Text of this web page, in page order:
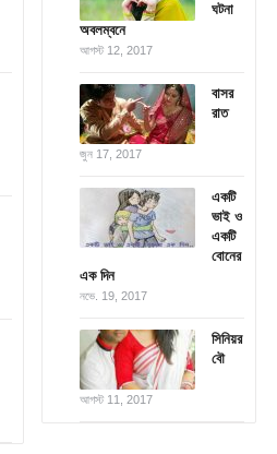
ঘটনা
অবলম্বনে
আগস্ট 12, 2017
বাসর
রাত
জুন 17, 2017
একটি
ভাই ও
একটি
বোনের
এক দিন
নভে. 19, 2017
সিনিয়র
বৌ
আগস্ট 11, 2017